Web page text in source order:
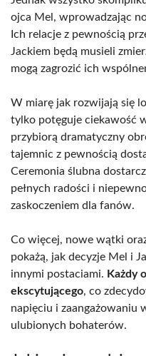
ojca Mel, wprowadzając
Ich relacje z pewnością
Jackiem będą musieli
mogą zagrozić ich
W miarę jak rozwijają się
tylko potęguje ciekawość
przybiorą dramatyczny
tajemnic z pewnością
Ceremonia ślubna
pełnych radości i
zaskoczeniem dla fanów.
Co więcej, nowe wątki
pokażą, jak decyzje Mel i
innymi postaciami. Każdy
ekscytującego, co
napięciu i zaangażowaniu
ulubionych bohaterów.